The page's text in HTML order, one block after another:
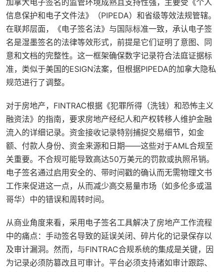
加拿大电子签名的监管环境成熟且支持性强，主要受《个人
信息保护和电子文件法》（PIPEDA）和省级等效法规管辖。
在联邦层面，《电子签名法》与国际标准一致，承认电子签
名是湿墨签名的法律等效形式，前提是它们证明了意图、同
意和文档的完整性。这一框架确保数字记录符合法庭证据标
准，类似于美国的ESIGN法案，但根据PIPEDA的加拿大隐私
规范进行了调整。
对于房地产，FINTRAC根据《犯罪所得（洗钱）和恐怖主义
融资法》的指南，要求房地产经纪人和产权转移人维护金融
流入的详细记录。资金接收记录特别捕捉交易细节，如金
额、付款人身份、资金来源和日期——这些对于AML合规至
关重要。不合规可能导致高达50万美元的罚款或执照吊销。
电子签名通过启用安全的、带时间戳的确认而无需物理文书
工作来促进这一点，从而减少高交易量市场（如多伦多或温
哥华）中的错误和周转时间。
从商业角度来看，采用电子签名工具解决了房地产工作流程
中的痛点：手动签名导致的延误关闭、碎片化的记录保存以
及审计漏洞。然而，与FINTRAC合规系统的集成是关键，因
为记录必须防篡改且可审计。平台必须支持诸如审计跟踪、